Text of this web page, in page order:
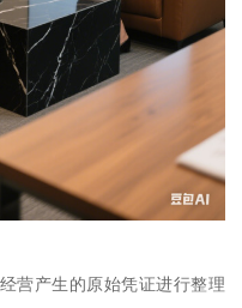
营产生的原始凭证进行整理